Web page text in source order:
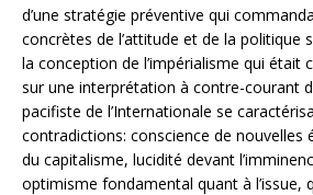
d’une stratégie préventive qui
concrètes de l’attitude et de la politique
la conception de l’impérialisme qui était
sur une interprétation à contre-courant
pacifiste de l’Internationale se
contradictions: conscience de nouvelles
du capitalisme, lucidité devant
optimisme fondamental quant à l’issue,